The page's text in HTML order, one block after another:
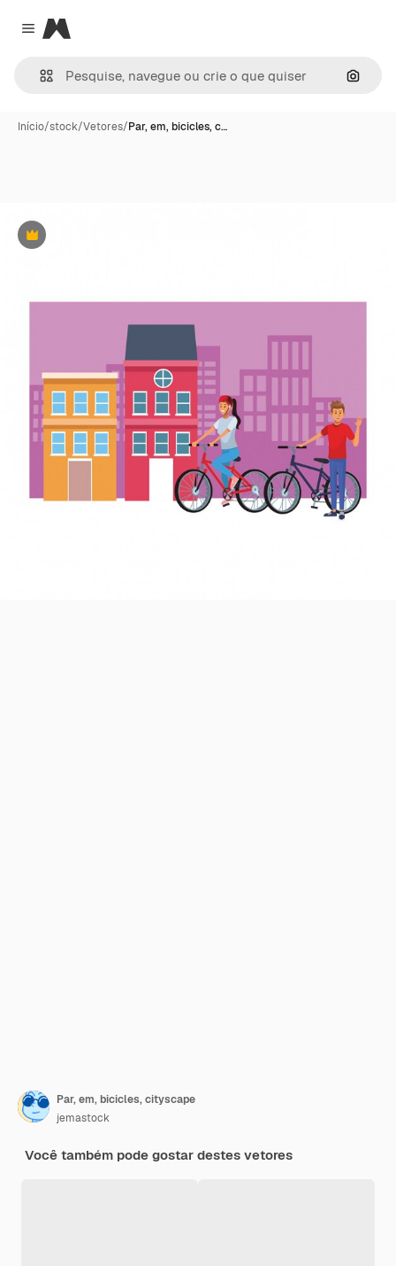
Close menu
Magnific
Início/stock/Vetores/Par, em, bicicles, c…
Premium
Par, em, bicicles, cityscape
jemastock
Você também pode gostar destes vetores